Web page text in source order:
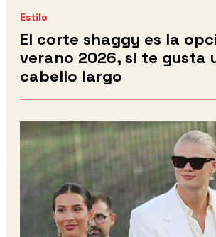
Estilo
El corte shaggy es la
verano 2026, si te gusta
cabello largo